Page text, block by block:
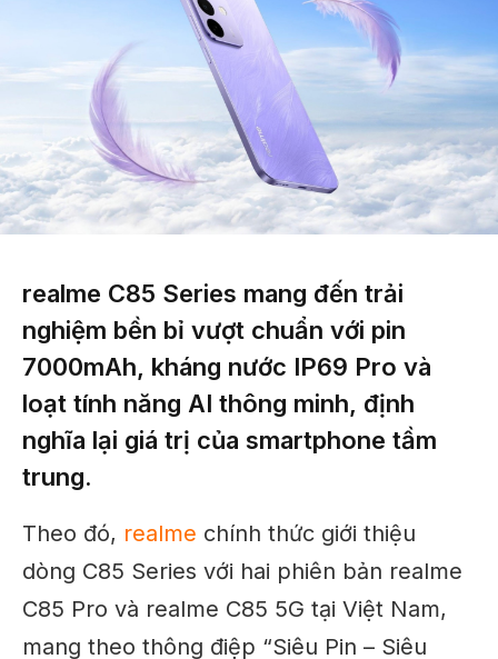
realme C85 Series mang đến trải
nghiệm bền bỉ vượt chuẩn với pin
7000mAh, kháng nước IP69 Pro và
loạt tính năng AI thông minh, định
nghĩa lại giá trị của smartphone tầm
trung.
Theo đó, realme chính thức giới thiệu
dòng C85 Series với hai phiên bản realme
C85 Pro và realme C85 5G tại Việt Nam,
mang theo thông điệp “Siêu Pin – Siêu